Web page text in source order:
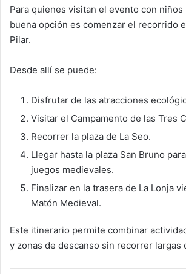
Para quienes visitan el evento con niños
buena opción es comenzar el recorrido
Pilar.
Desde allí se puede:
Disfrutar de las atracciones
Visitar el Campamento de las Tres
Recorrer la plaza de La Seo.
Llegar hasta la plaza San Bruno
juegos medievales.
Finalizar en la trasera de La Lonja
Matón Medieval.
Este itinerario permite combinar
y zonas de descanso sin recorrer largas